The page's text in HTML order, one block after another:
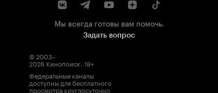
Мы всегда готовы вам помочь.
Задать вопрос
© 2003–
2026 Кинопоиск. 18+
Федеральные каналы
доступны для бесплатного
просмотра круглосуточно